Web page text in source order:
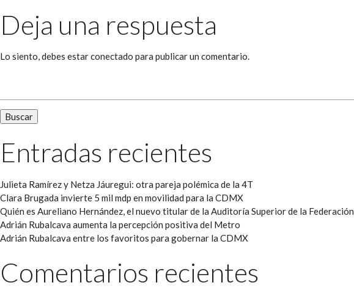
Deja una respuesta
Lo siento, debes estarconectado para publicar un comentario.
Entradas recientes
Julieta Ramírez y Netza Jáuregui: otra pareja polémica de la 4T
Clara Brugada invierte 5 mil mdp en movilidad para la CDMX
Quién es Aureliano Hernández, el nuevo titular de la Auditoría Superior de la Federación
Adrián Rubalcava aumenta la percepción positiva del Metro
Adrián Rubalcava entre los favoritos para gobernar la CDMX
Comentarios recientes